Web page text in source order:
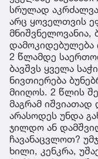
სრულად
არც ყოველთვის
მნიშვნელოვანია,
დამოკიდებულება
2 წლამდე
ბავშვს ყველა
ნივთიერება
მიიღოს. 2 წლის
მაგრამ
არასოდეს უნდა
ჯილდო ან
ჩავანაცვლოთ?
ხილი, კენკრა,